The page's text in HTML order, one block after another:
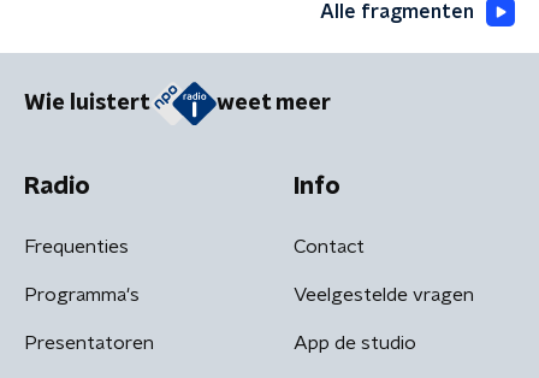
Alle fragmenten
Wie luistert weet meer
Radio
Frequenties
Programma's
Presentatoren
Info
Contact
Veelgestelde vragen
App de studio